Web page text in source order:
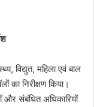
विद्युत, महिला एवं बाल
का निरीक्षण किया।
और संबंधित अधिकारियों